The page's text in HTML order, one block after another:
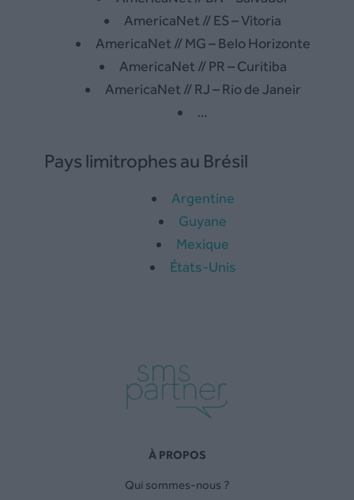
AmericaNet // ES – Vitoria
AmericaNet // MG – Belo Horizonte
AmericaNet // PR – Curitiba
AmericaNet // RJ – Rio de Janeir
…
Pays limitrophes au Brésil
Argentine
Guyane
Mexique
États-Unis
À PROPOS
Qui sommes-nous ?